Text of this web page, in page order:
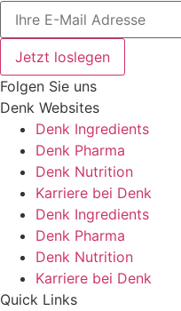
Jetzt loslegen
Folgen Sie uns
Denk Websites
Denk Ingredients
Denk Pharma
Denk Nutrition
Karriere bei Denk
Denk Ingredients
Denk Pharma
Denk Nutrition
Karriere bei Denk
Quick Links